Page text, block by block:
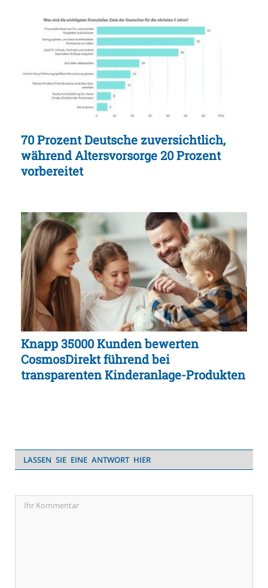
70 Prozent Deutsche zuversichtlich,
während Altersvorsorge 20 Prozent
vorbereitet
Knapp 35000 Kunden bewerten
CosmosDirekt führend bei
transparenten Kinderanlage-Produkten
LASSEN SIE EINE ANTWORT HIER